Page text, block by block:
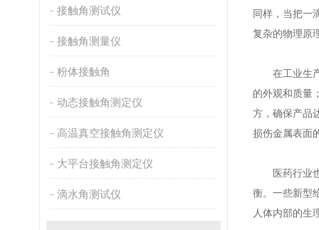
接触角测试仪
接触角测量仪
粉体接触角
动态接触角测定仪
高温真空接触角测定仪
大平台接触角测定仪
滴水角测试仪
同样，当把一
复杂的物理原
在工业生产
的外观和质量
方，确保产品
损伤金属表面
医药行业也
衡。一些新型
人体内部的生